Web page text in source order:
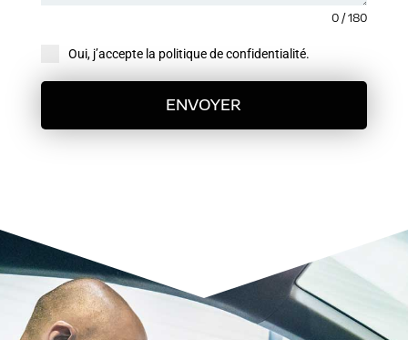
0 / 180
Oui, j’accepte la politique de confidentialité.
ENVOYER